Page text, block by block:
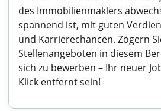
des Immobilienmaklers
spannend ist, mit guten
und Karrierechancen. Zögern
Stellenangeboten in diesem
sich zu bewerben – Ihr neuer
Klick entfernt sein!